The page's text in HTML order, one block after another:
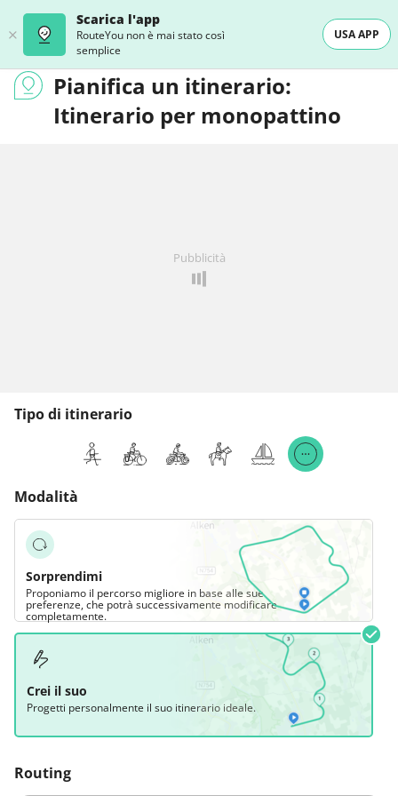
Scarica l'app
RouteYou non è mai stato così
semplice
USA APP
Pianifica un itinerario:
Itinerario per monopattino
Pubblicità
Tipo di itinerario
Modalità
Sorprendimi
Proponiamo il percorso migliore in base alle sue
preferenze, che potrà successivamente modificare
completamente.
Crei il suo
Progetti personalmente il suo itinerario ideale.
Routing